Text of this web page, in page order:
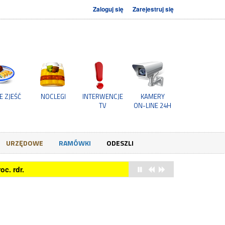
Zaloguj się Zarejestruj się
ZJEŚĆ NOCLEGI
INTERWENCJE
TV
KAMERY
ON-LINE 24H
URZĘDOWE RAMÓWKI ODESZLI